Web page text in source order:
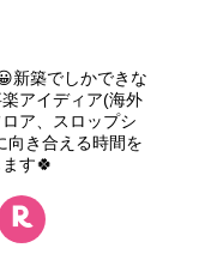
新築でしかできな
アイディア(海外
ア、スロップシ
向き合える時間を
す🍀